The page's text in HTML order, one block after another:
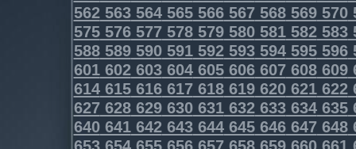
562563564565566567568569570
575576577578579580581582583
588589590591592593594595596
601602603604605606607608609
614615616617618619620621622
627628629630631632633634635
640641642643644645646647648